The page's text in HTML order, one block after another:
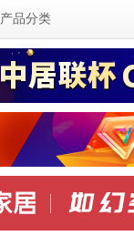
产品分类